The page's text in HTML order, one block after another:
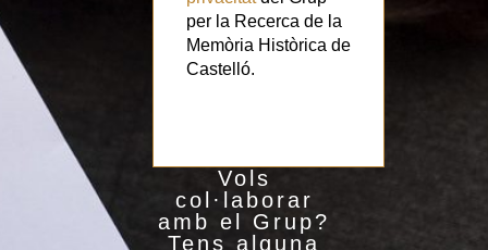
per la Recerca de la
Memòria Històrica de
Castelló.
Vols
col·laborar
amb el Grup?
Tens alguna